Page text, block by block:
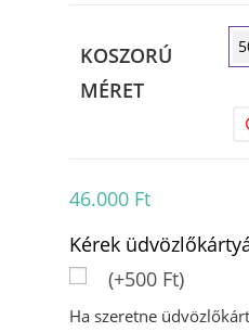
KOSZORÚ
MÉRET
46.000 Ft
Kérek
(+500 Ft)
Ha szeretne